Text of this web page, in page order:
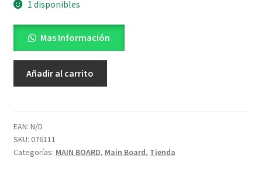
1 disponibles
Mas Información
06190P
Panama
cantidad
Añadir al carrito
EAN: N/D
SKU: 076111
Categorías: MAIN BOARD, Main Board, Tienda